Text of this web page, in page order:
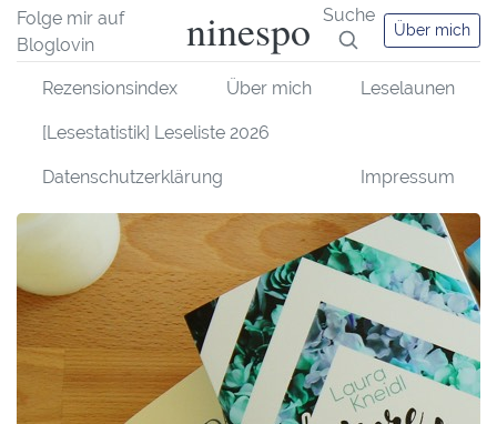
Folge mir auf
Bloglovin
ninespo Suche
Über mich
Rezensionsindex Über mich Leselaunen
[Lesestatistik] Leseliste 2026
Datenschutzerklärung Impressum